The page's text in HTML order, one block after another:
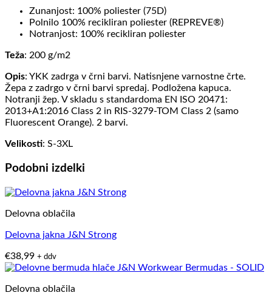
Zunanjost: 100% poliester (75D)
Polnilo 100% recikliran poliester (REPREVE®)
Notranjost: 100% recikliran poliester
Teža: 200 g/m2
Opis: YKK zadrga v črni barvi. Natisnjene varnostne črte.
Žepa z zadrgo v črni barvi spredaj. Podložena kapuca.
Notranji žep. V skladu s standardoma EN ISO 20471:
2013+A1:2016 Class 2 in RIS-3279-TOM Class 2 (samo
Fluorescent Orange). 2 barvi.
Velikosti: S-3XL
Podobni izdelki
Delovna oblačila
Delovna jakna J&N Strong
€38,99 + ddv
Delovna oblačila